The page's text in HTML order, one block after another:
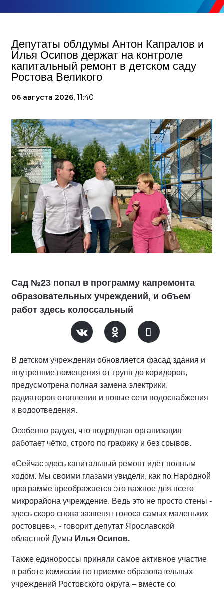
Депутаты облдумы Антон Капралов и
Илья Осипов держат на контроле
капитальный ремонт в детском саду
Ростова Великого
06 августа 2026, 11:40
Сад №23 попал в программу капремонта
образовательных учреждений, и объем
работ здесь колоссальный
В детском учреждении обновляется фасад здания и
внутренние помещения от групп до коридоров,
предусмотрена полная замена электрики,
радиаторов отопления и новые сети водоснабжения
и водоотведения.
Особенно радует, что подрядная организация
работает чётко, строго по графику и без срывов.
«Сейчас здесь капитальный ремонт идёт полным
ходом. Мы своими глазами увидели, как по Народной
программе преображается это важное для всего
микрорайона учреждение. Ведь это не просто стены -
здесь скоро снова зазвенят голоса самых маленьких
ростовцев», - говорит депутат Ярославской
областной Думы Илья Осипов.
Также единороссы приняли самое активное участие
в работе комиссии по приемке образовательных
учреждений Ростовского округа – вместе со